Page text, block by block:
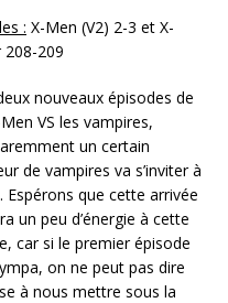
: X-Men (V2) 2-3 et X-
208-209
nouveaux épisodes de
Men VS les vampires,
un certain
de vampires va s’inviter à
Espérons que cette arrivée
un peu d’énergie à cette
car si le premier épisode
on ne peut pas dire
à nous mettre sous la